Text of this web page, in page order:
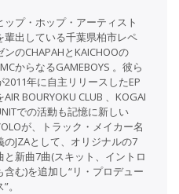
ップ・ホップ・アーティスト
輩出している千葉県柏市レペ
ンのCHAPAHとKAICHOOの
からなるGAMEBOYS 。彼ら
2011年に自主リリースしたEP
AIR BOURYOKU CLUB 、KOGAI
での活動も記憶に新しい
が、トラック・メイカー名
のJZAとして、オリジナルの7
と新曲7曲(スキット、イントロ
含む)を追加し“リ・プロデュー
。